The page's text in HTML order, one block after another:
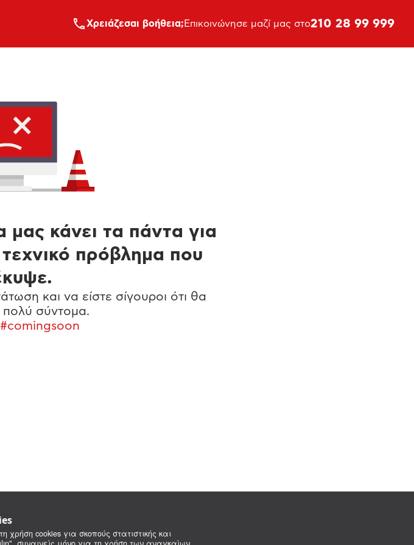
χρήση cookies για σκοπούς στατιστικής και
Xρειάζεσαι βοήθεια; Επικοινώνησε μαζί μας στο210 28 99 999
κάνει τα πάντα για
πρόβλημα που
και να είστε σίγουροι ότι θα
σύντομα.